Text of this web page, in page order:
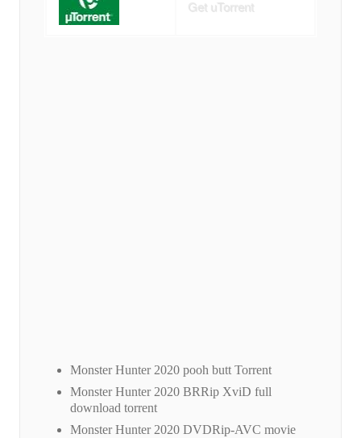
Get uTorrent
Monster Hunter 2020 pooh butt Torrent
Monster Hunter 2020 BRRip XviD full
download torrent
Monster Hunter 2020 DVDRip-AVC movie